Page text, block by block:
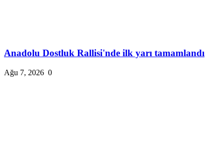
Anadolu Dostluk Rallisi'nde ilk yarı tamamlandı
Ağu 7, 2026 0